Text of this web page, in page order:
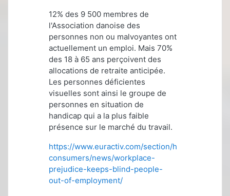
12% des 9 500 membres de
l'Association danoise des
personnes non ou malvoyantes ont
actuellement un emploi. Mais 70%
des 18 à 65 ans perçoivent des
allocations de retraite anticipée.
Les personnes déficientes
visuelles sont ainsi le groupe de
personnes en situation de
handicap qui a la plus faible
présence sur le marché du travail.
https://www.euractiv.com/section/health-
consumers/news/workplace-
prejudice-keeps-blind-people-
out-of-employment/